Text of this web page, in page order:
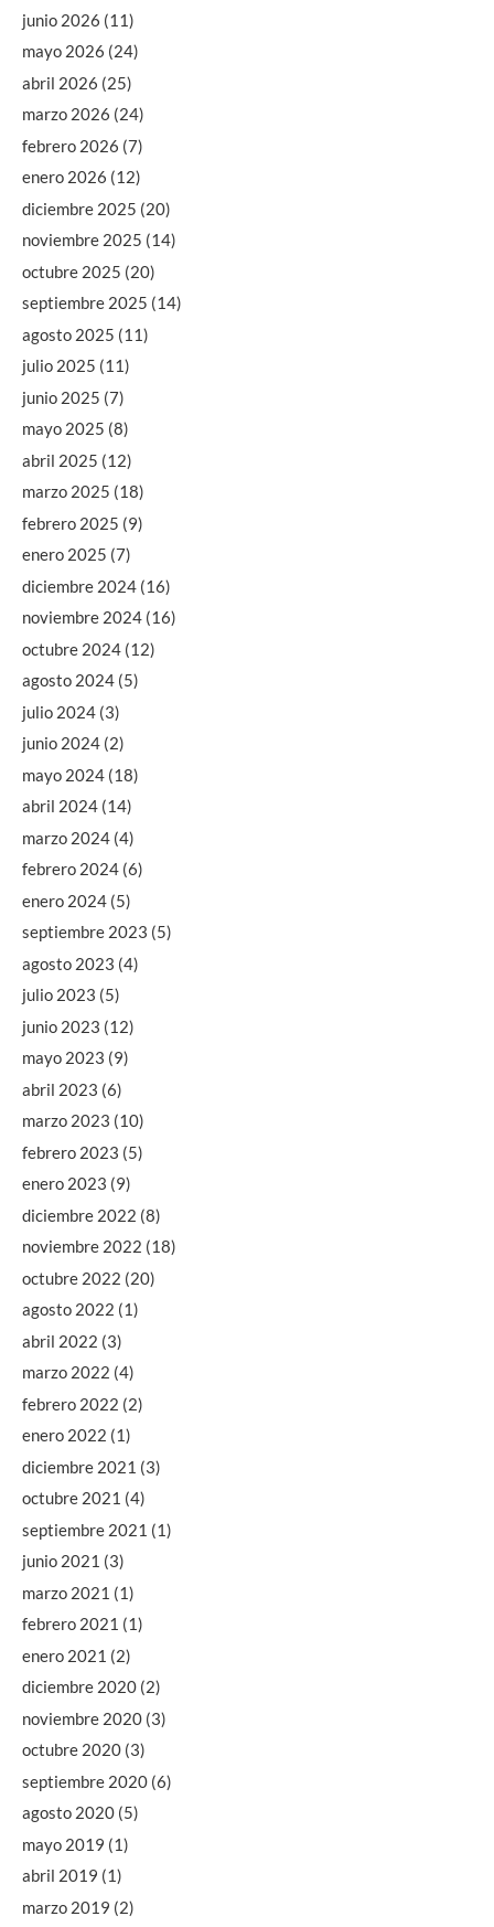
junio 2026 (11)
mayo 2026 (24)
abril 2026 (25)
marzo 2026 (24)
febrero 2026 (7)
enero 2026 (12)
diciembre 2025 (20)
noviembre 2025 (14)
octubre 2025 (20)
septiembre 2025 (14)
agosto 2025 (11)
julio 2025 (11)
junio 2025 (7)
mayo 2025 (8)
abril 2025 (12)
marzo 2025 (18)
febrero 2025 (9)
enero 2025 (7)
diciembre 2024 (16)
noviembre 2024 (16)
octubre 2024 (12)
agosto 2024 (5)
julio 2024 (3)
junio 2024 (2)
mayo 2024 (18)
abril 2024 (14)
marzo 2024 (4)
febrero 2024 (6)
enero 2024 (5)
septiembre 2023 (5)
agosto 2023 (4)
julio 2023 (5)
junio 2023 (12)
mayo 2023 (9)
abril 2023 (6)
marzo 2023 (10)
febrero 2023 (5)
enero 2023 (9)
diciembre 2022 (8)
noviembre 2022 (18)
octubre 2022 (20)
agosto 2022 (1)
abril 2022 (3)
marzo 2022 (4)
febrero 2022 (2)
enero 2022 (1)
diciembre 2021 (3)
octubre 2021 (4)
septiembre 2021 (1)
junio 2021 (3)
marzo 2021 (1)
febrero 2021 (1)
enero 2021 (2)
diciembre 2020 (2)
noviembre 2020 (3)
octubre 2020 (3)
septiembre 2020 (6)
agosto 2020 (5)
mayo 2019 (1)
abril 2019 (1)
marzo 2019 (2)